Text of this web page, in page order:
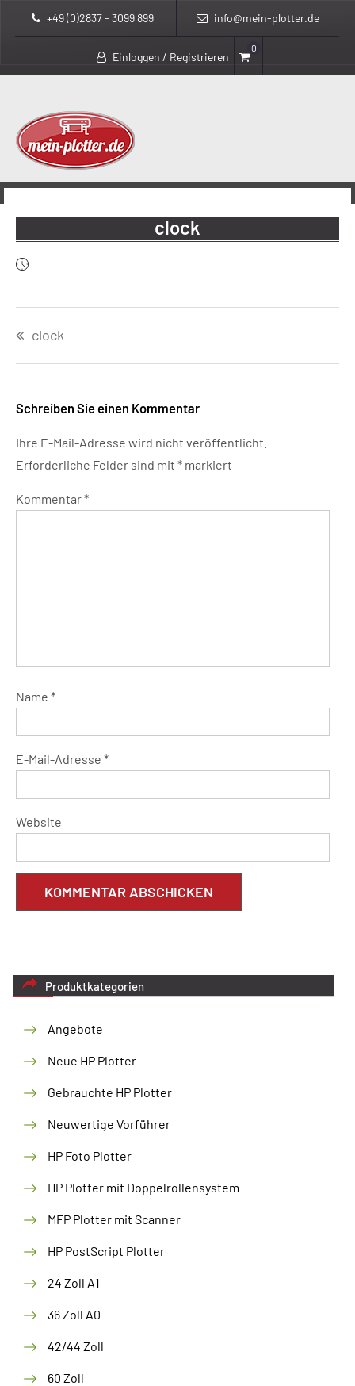
+49 (0)2837 - 3099 899 info@mein-plotter.de
Einloggen / Registrieren
0
>
clock
clock
Schreiben Sie einen Kommentar
Ihre E-Mail-Adresse wird nicht veröffentlicht.
Erforderliche Felder sind mit * markiert
Kommentar*
Name *
E-Mail-Adresse *
Website
Produktkategorien
Angebote
Neue HP Plotter
Gebrauchte HP Plotter
Neuwertige Vorführer
HP Foto Plotter
HP Plotter mit Doppelrollensystem
MFP Plotter mit Scanner
HP PostScript Plotter
24 Zoll A1
36 Zoll A0
42/44 Zoll
60 Zoll